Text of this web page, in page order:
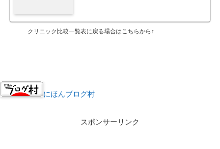
クリニック比較一覧表に戻る場合はこちらから↑
にほんブログ村
スポンサーリンク